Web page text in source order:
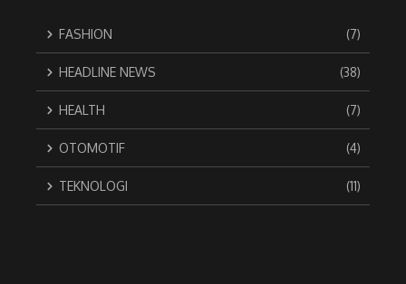
FASHION (7)
HEADLINE NEWS (38)
HEALTH (7)
OTOMOTIF (4)
TEKNOLOGI (11)